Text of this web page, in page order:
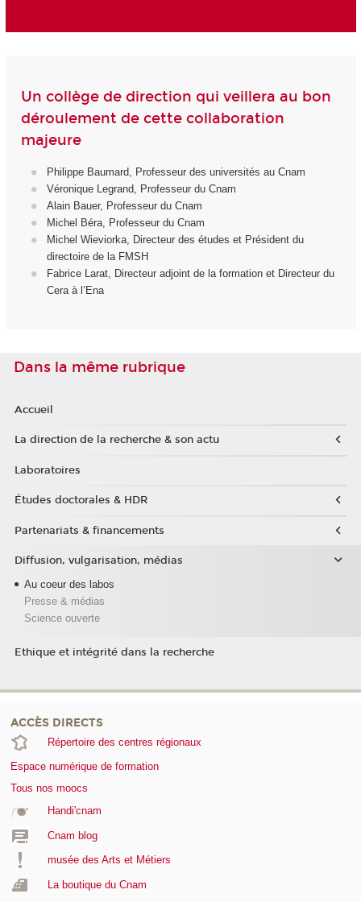
Un collège de direction qui veillera au bon
déroulement de cette collaboration
majeure
Philippe Baumard, Professeur des universités au Cnam
Véronique Legrand, Professeur du Cnam
Alain Bauer, Professeur du Cnam
Michel Béra, Professeur du Cnam
Michel Wieviorka, Directeur des études et Président du
directoire de la FMSH
Fabrice Larat, Directeur adjoint de la formation et Directeur du
Cera à l’Ena
Dans la même rubrique
Accueil
La direction de la recherche & son actu
Laboratoires
Études doctorales & HDR
Partenariats & financements
Diffusion, vulgarisation, médias
Au coeur des labos
Presse & médias
Science ouverte
Ethique et intégrité dans la recherche
ACCÈS DIRECTS
Répertoire des centres régionaux
Espace numérique de formation
Tous nos moocs
Handi'cnam
Cnam blog
musée des Arts et Métiers
La boutique du Cnam